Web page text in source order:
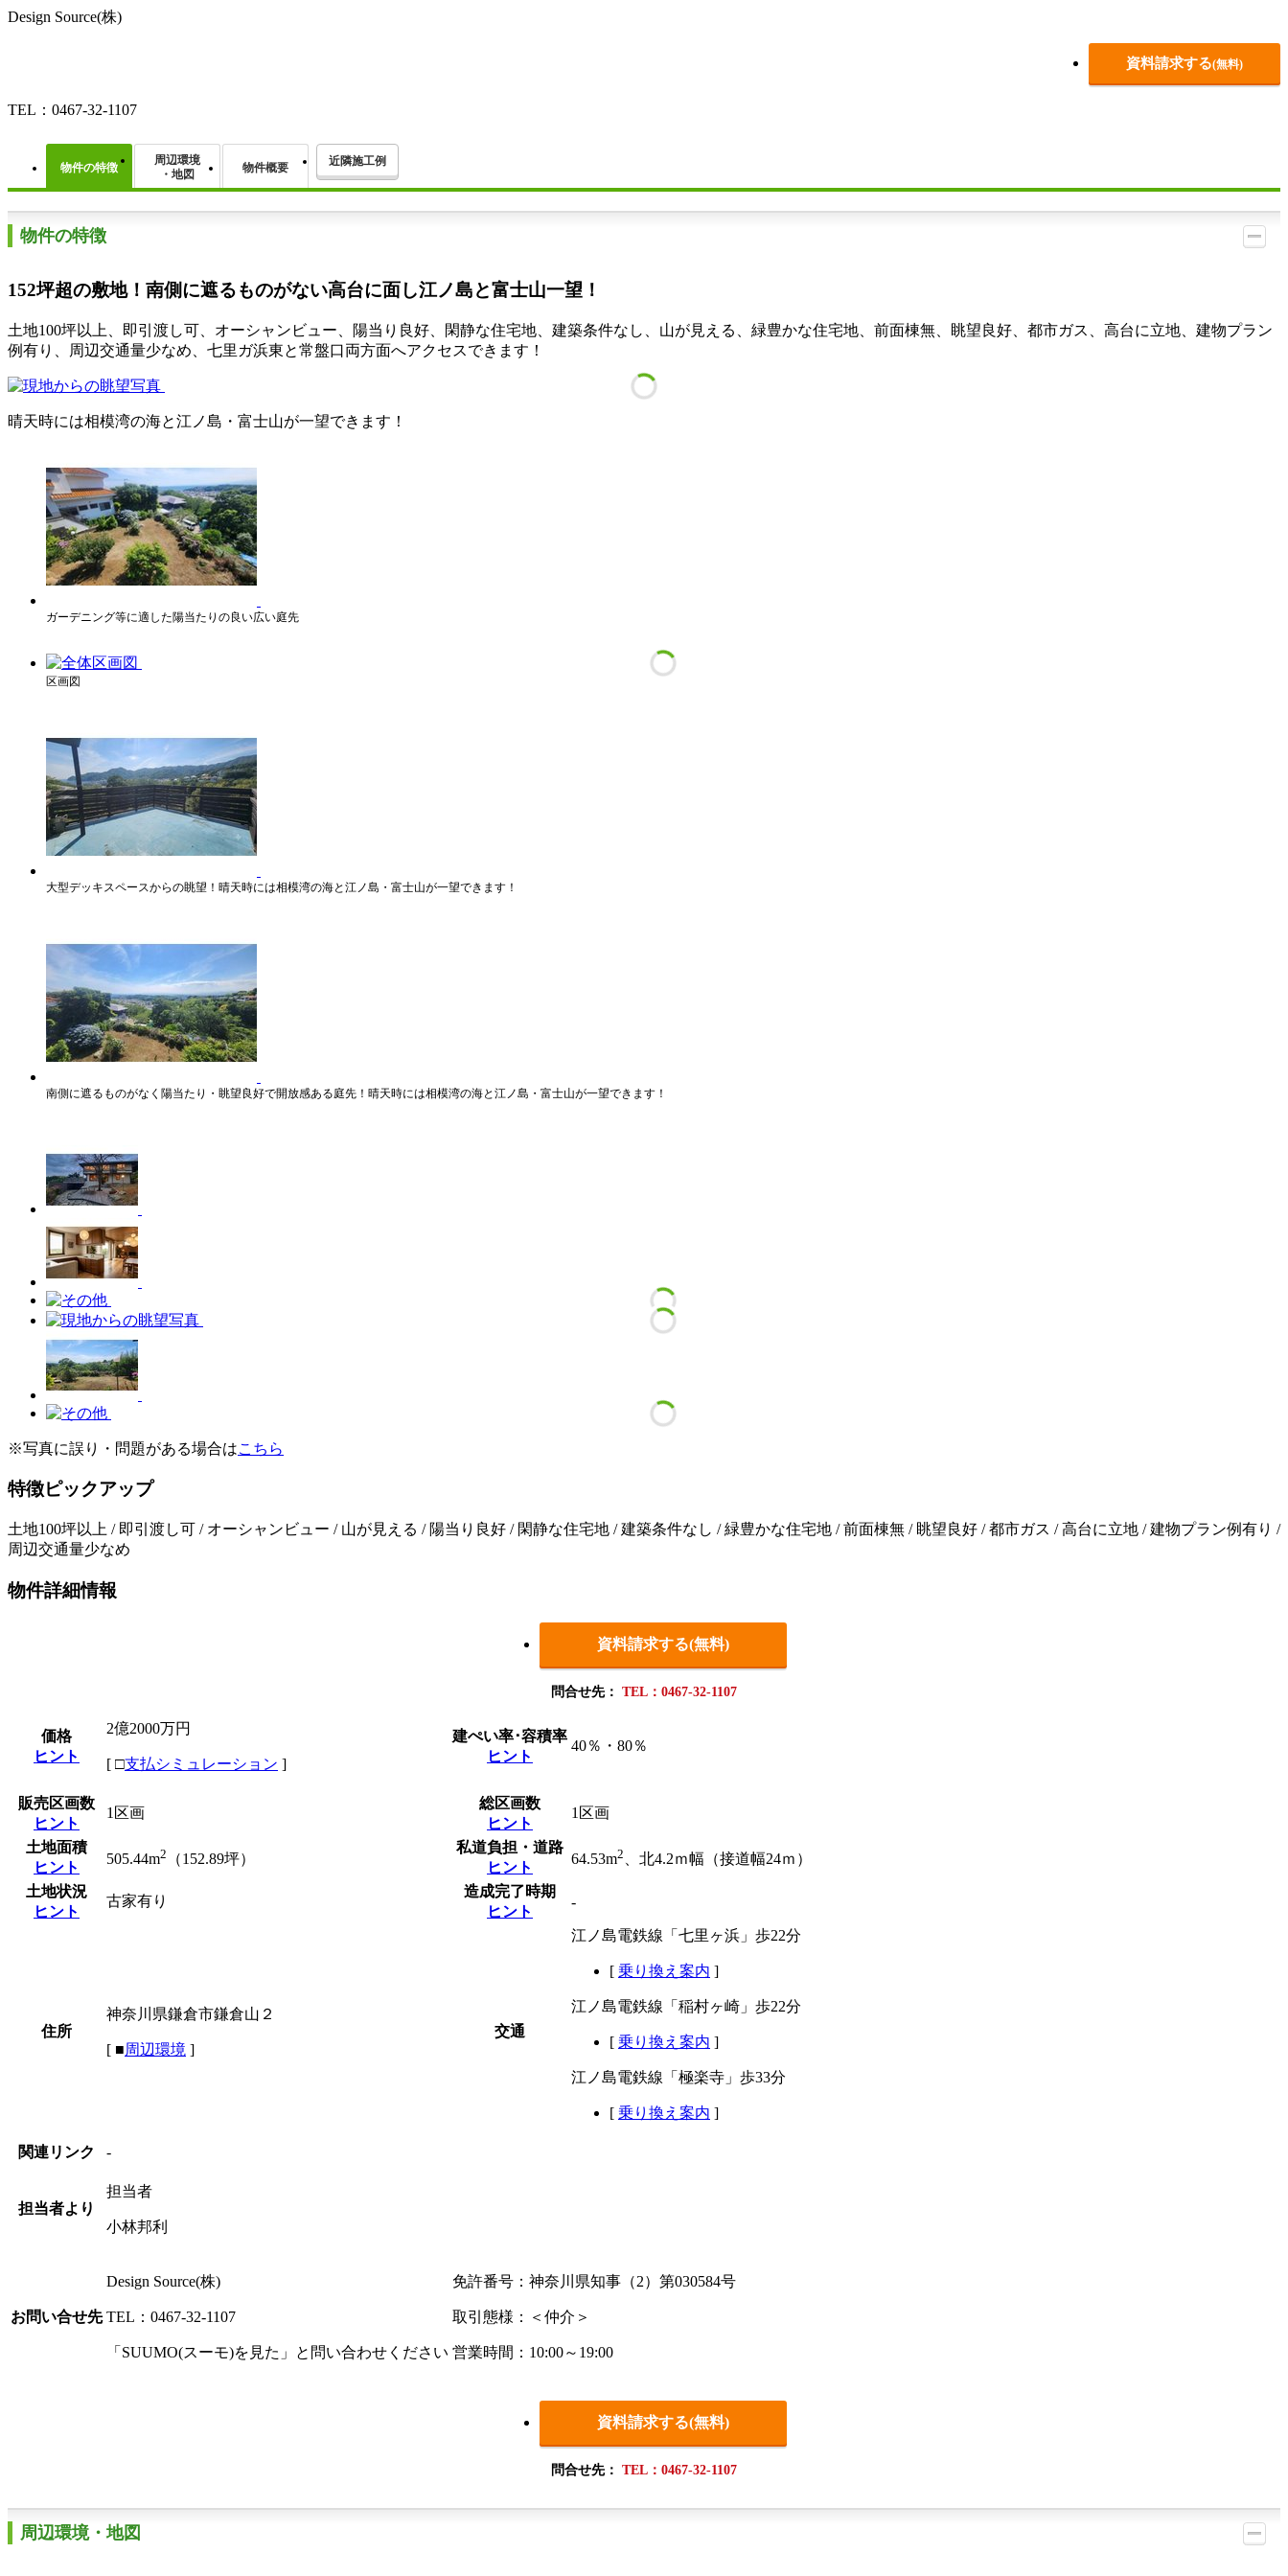
Design Source(株)
資料請求する(無料)
TEL：0467-32-1107
物件の特徴
周辺環境
・地図
物件概要 近隣施工例
物件の特徴
152坪超の敷地！南側に遮るものがない高台に面し江ノ島と富士山一望！
土地100坪以上、即引渡し可、オーシャンビュー、陽当り良好、閑静な住宅地、建築条件なし、山が見える、緑豊かな住宅地、前面棟無、眺望良好、都市ガス、高台に立地、建物プラン
例有り、周辺交通量少なめ、七里ガ浜東と常盤口両方面へアクセスできます！
晴天時には相模湾の海と江ノ島・富士山が一望できます！
ガーデニング等に適した陽当たりの良い広い庭先
区画図
大型デッキスペースからの眺望！晴天時には相模湾の海と江ノ島・富士山が一望できます！
南側に遮るものがなく陽当たり・眺望良好で開放感ある庭先！晴天時には相模湾の海と江ノ島・富士山が一望できます！
※写真に誤り・問題がある場合はこちら
特徴ピックアップ
土地100坪以上 / 即引渡し可 / オーシャンビュー / 山が見える / 陽当り良好 / 閑静な住宅地 / 建築条件なし / 緑豊かな住宅地 / 前面棟無 / 眺望良好 / 都市ガス / 高台に立地 / 建物プラン例有り /
周辺交通量少なめ
物件詳細情報
資料請求する(無料)
問合せ先： TEL：0467-32-1107
価格
ヒント
2億2000万円
[ □支払シミュレーション ]
建ぺい率･容積率
ヒント
40％・80％
販売区画数
ヒント
1区画
総区画数
ヒント
1区画
土地面積
ヒント
505.44m2 （152.89坪）
私道負担・道路
ヒント
64.53m2
、北4.2ｍ幅（接道幅24ｍ）
土地状況
ヒント
古家有り
造成完了時期
ヒント
-
住所
神奈川県鎌倉市鎌倉山２
[ ■周辺環境 ]
交通
江ノ島電鉄線「七里ヶ浜」歩22分
[ 乗り換え案内 ]
江ノ島電鉄線「稲村ヶ崎」歩22分
[ 乗り換え案内 ]
江ノ島電鉄線「極楽寺」歩33分
[ 乗り換え案内 ]
関連リンク -
担当者より
担当者
小林邦利
お問い合せ先
Design Source(株)
TEL：0467-32-1107
「SUUMO(スーモ)を見た」と問い合わせください
免許番号：神奈川県知事（2）第030584号
取引態様：＜仲介＞
営業時間：10:00～19:00
資料請求する(無料)
問合せ先： TEL：0467-32-1107
周辺環境・地図